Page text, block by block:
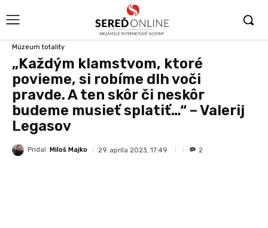
Múzeum totality
„Každým klamstvom, ktoré
povieme, si robíme dlh voči
pravde. A ten skôr či neskôr
budeme musieť splatiť…“ – Valerij
Legasov
Pridal Miloš Majko 29. apríla 2023, 17:49 2